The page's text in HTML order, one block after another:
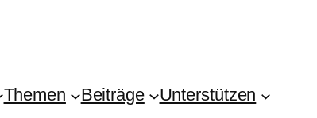
Themen Beiträge Unterstützen